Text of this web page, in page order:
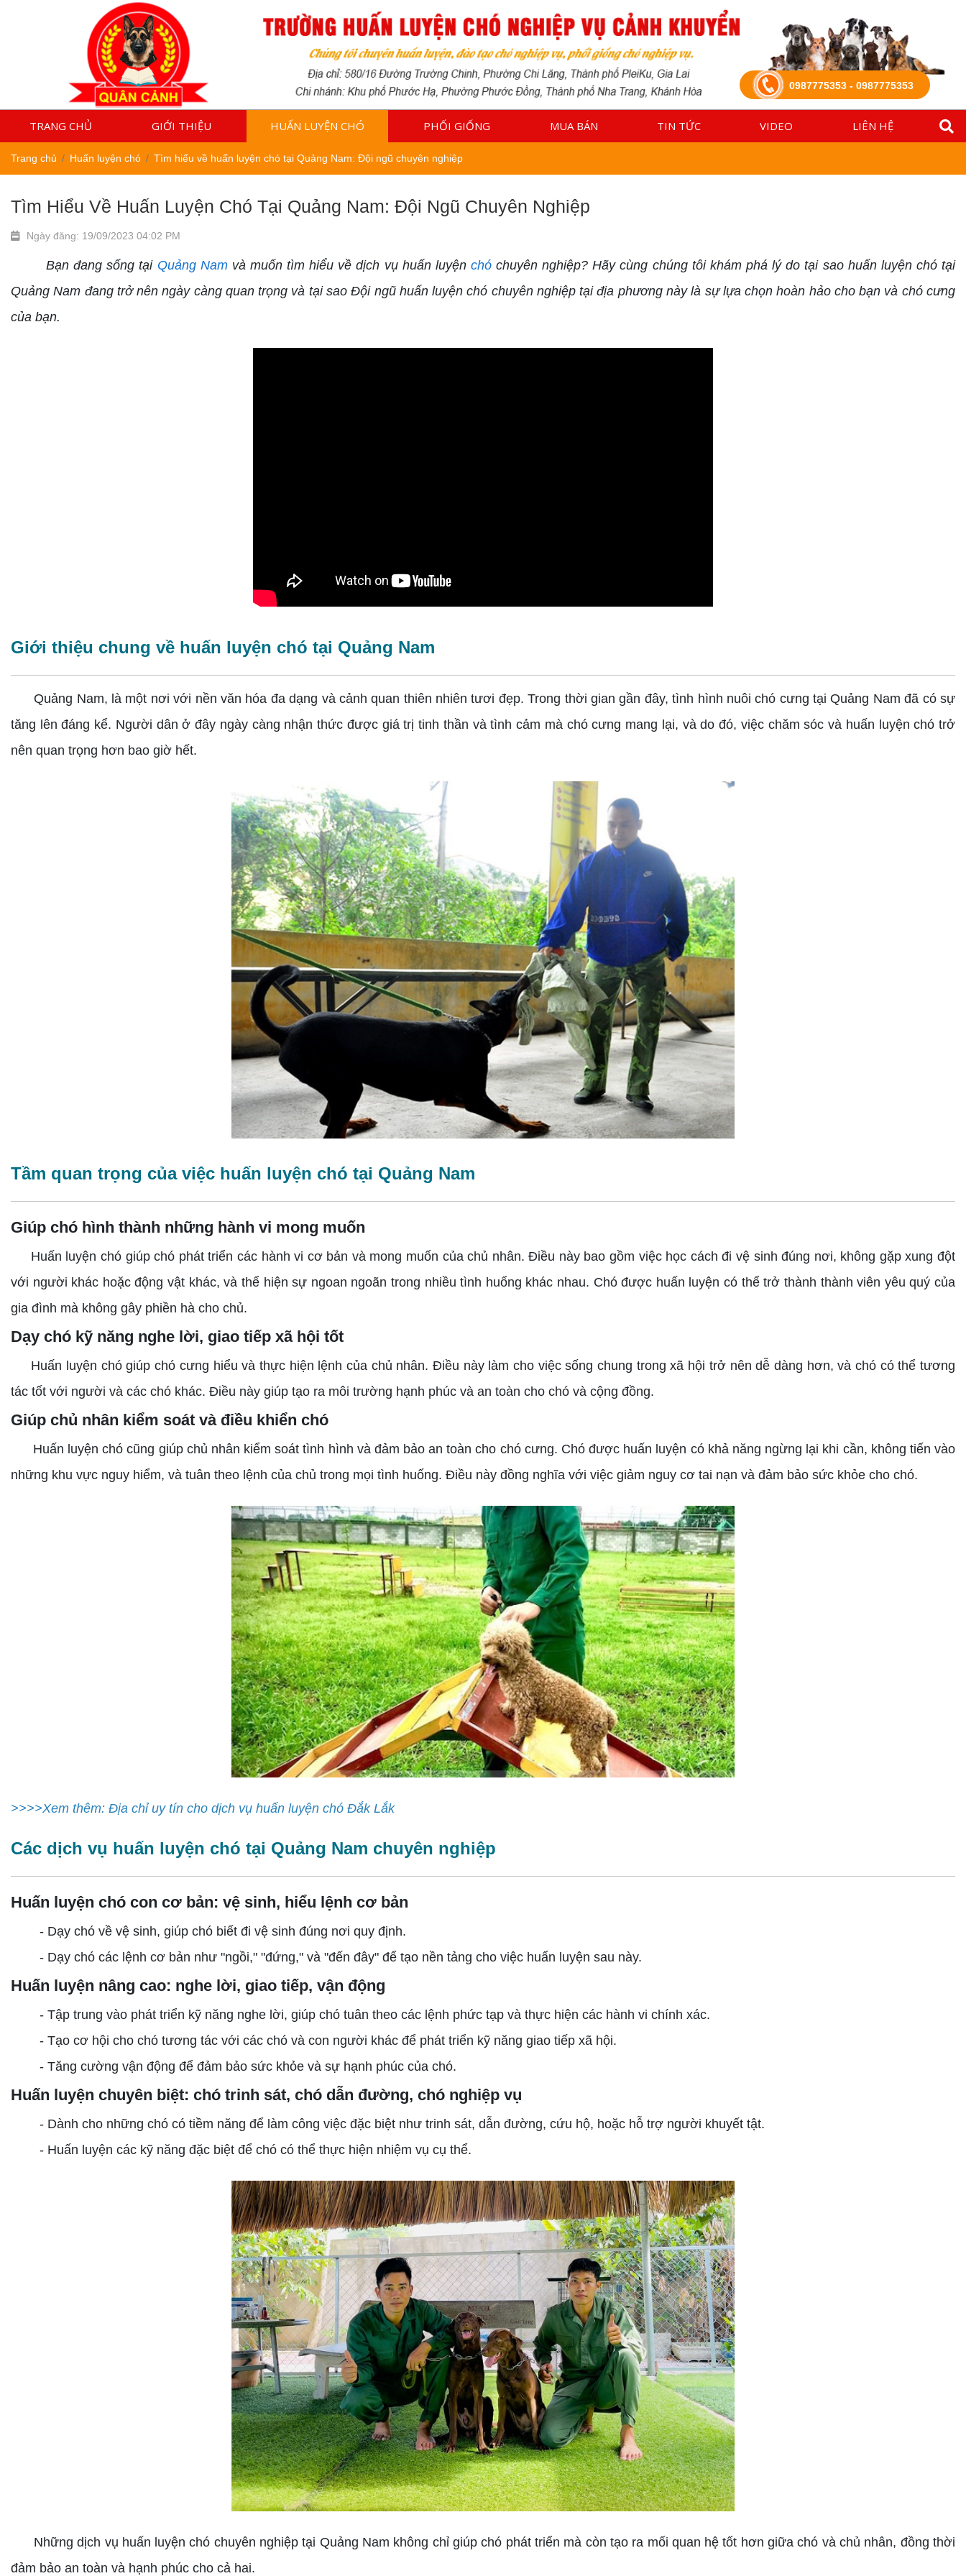
0987775353 - 0987775353
TRANG CHỦ GIỚI THIỆU HUẤN LUYỆN CHÓ PHỐI GIỐNG MUA BÁN TIN TỨC VIDEO LIÊN HỆ
Trang chủ Huấn luyện chó Tìm hiểu về huấn luyện chó tại Quảng Nam: Đội ngũ chuyên nghiệp
Tìm Hiểu Về Huấn Luyện Chó Tại Quảng Nam: Đội Ngũ Chuyên Nghiệp
Ngày đăng: 19/09/2023 04:02 PM
Bạn đang sống tại Quảng Namvà muốn tìm hiểu về dịch vụ huấn luyện chóchuyên nghiệp? Hãy cùng chúng tôi khám phá lý do tại sao huấn luyện chó tại
Quảng Nam đang trở nên ngày càng quan trọng và tại sao Đội ngũ huấn luyện chó chuyên nghiệp tại địa phương này là sự lựa chọn hoàn hảo cho bạn và chó cưng
của bạn.
Giới thiệu chung về huấn luyện chó tại Quảng Nam
Quảng Nam, là một nơi với nền văn hóa đa dạng và cảnh quan thiên nhiên tươi đẹp. Trong thời gian gần đây, tình hình nuôi chó cưng tại Quảng Nam đã có sự
tăng lên đáng kể. Người dân ở đây ngày càng nhận thức được giá trị tinh thần và tình cảm mà chó cưng mang lại, và do đó, việc chăm sóc và huấn luyện chó trở
nên quan trọng hơn bao giờ hết.
Tầm quan trọng của việc huấn luyện chó tại Quảng Nam
Giúp chó hình thành những hành vi mong muốn
Huấn luyện chó giúp chó phát triển các hành vi cơ bản và mong muốn của chủ nhân. Điều này bao gồm việc học cách đi vệ sinh đúng nơi, không gặp xung đột
với người khác hoặc động vật khác, và thể hiện sự ngoan ngoãn trong nhiều tình huống khác nhau. Chó được huấn luyện có thể trở thành thành viên yêu quý của
gia đình mà không gây phiền hà cho chủ.
Dạy chó kỹ năng nghe lời, giao tiếp xã hội tốt
Huấn luyện chó giúp chó cưng hiểu và thực hiện lệnh của chủ nhân. Điều này làm cho việc sống chung trong xã hội trở nên dễ dàng hơn, và chó có thể tương
tác tốt với người và các chó khác. Điều này giúp tạo ra môi trường hạnh phúc và an toàn cho chó và cộng đồng.
Giúp chủ nhân kiểm soát và điều khiển chó
Huấn luyện chó cũng giúp chủ nhân kiểm soát tình hình và đảm bảo an toàn cho chó cưng. Chó được huấn luyện có khả năng ngừng lại khi cần, không tiến vào
những khu vực nguy hiểm, và tuân theo lệnh của chủ trong mọi tình huống. Điều này đồng nghĩa với việc giảm nguy cơ tai nạn và đảm bảo sức khỏe cho chó.
>>>>Xem thêm: Địa chỉ uy tín cho dịch vụ huấn luyện chó Đắk Lắk
Các dịch vụ huấn luyện chó tại Quảng Nam chuyên nghiệp
Huấn luyện chó con cơ bản: vệ sinh, hiểu lệnh cơ bản
- Dạy chó về vệ sinh, giúp chó biết đi vệ sinh đúng nơi quy định.
- Dạy chó các lệnh cơ bản như "ngồi," "đứng," và "đến đây" để tạo nền tảng cho việc huấn luyện sau này.
Huấn luyện nâng cao: nghe lời, giao tiếp, vận động
- Tập trung vào phát triển kỹ năng nghe lời, giúp chó tuân theo các lệnh phức tạp và thực hiện các hành vi chính xác.
- Tạo cơ hội cho chó tương tác với các chó và con người khác để phát triển kỹ năng giao tiếp xã hội.
- Tăng cường vận động để đảm bảo sức khỏe và sự hạnh phúc của chó.
Huấn luyện chuyên biệt: chó trinh sát, chó dẫn đường, chó nghiệp vụ
- Dành cho những chó có tiềm năng để làm công việc đặc biệt như trinh sát, dẫn đường, cứu hộ, hoặc hỗ trợ người khuyết tật.
- Huấn luyện các kỹ năng đặc biệt để chó có thể thực hiện nhiệm vụ cụ thể.
Những dịch vụ huấn luyện chó chuyên nghiệp tại Quảng Nam không chỉ giúp chó phát triển mà còn tạo ra mối quan hệ tốt hơn giữa chó và chủ nhân, đồng thời
đảm bảo an toàn và hạnh phúc cho cả hai.